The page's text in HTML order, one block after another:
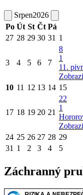
Srpen2026
Po Út St Čt Pá
27 28 29 30 31 1
3 4 5 6 7
8
1
11.
10 11 12 13 14 15
17 18 19 20 21
22
1
24 25 26 27 28 29
31 1 2 3 4 5
Záchranný